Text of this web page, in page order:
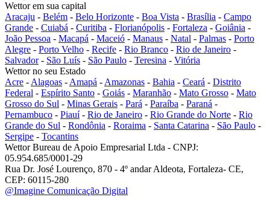
Wettor em sua capital
Aracaju - Belém - Belo Horizonte - Boa Vista - Brasília - Campo
Grande - Cuiabá - Curitiba - Florianópolis - Fortaleza - Goiânia -
João Pessoa - Macapá - Maceió - Manaus - Natal - Palmas - Porto
Alegre - Porto Velho - Recife - Rio Branco - Rio de Janeiro -
Salvador- São Luís - São Paulo - Teresina - Vitória
Wettor no seu Estado
Acre - Alagoas - Amapá - Amazonas - Bahia - Ceará - Distrito
Federal - Espírito Santo - Goiás - Maranhão - Mato Grosso - Mato
Grosso do Sul - Minas Gerais - Pará - Paraíba - Paraná -
Pernambuco - Piauí- Rio de Janeiro - Rio Grande do Norte - Rio
Grande do Sul - Rondônia - Roraima - Santa Catarina - São Paulo -
Sergipe - Tocantins
Wettor Bureau de Apoio Empresarial Ltda - CNPJ:
05.954.685/0001-29
Rua Dr. José Lourenço, 870 - 4º andar Aldeota, Fortaleza- CE,
CEP: 60115-280
@Imagine Comunicação Digital